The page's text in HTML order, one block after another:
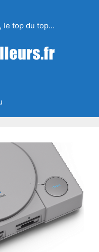
le top du top…